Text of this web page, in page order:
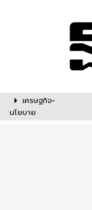
เศรษฐกิจ-
นโยบาย